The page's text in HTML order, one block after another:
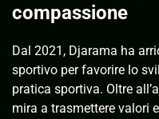
compassione
Dal 2021, Djarama ha
sportivo per favorire lo
pratica sportiva. Oltre
mira a trasmettere valori